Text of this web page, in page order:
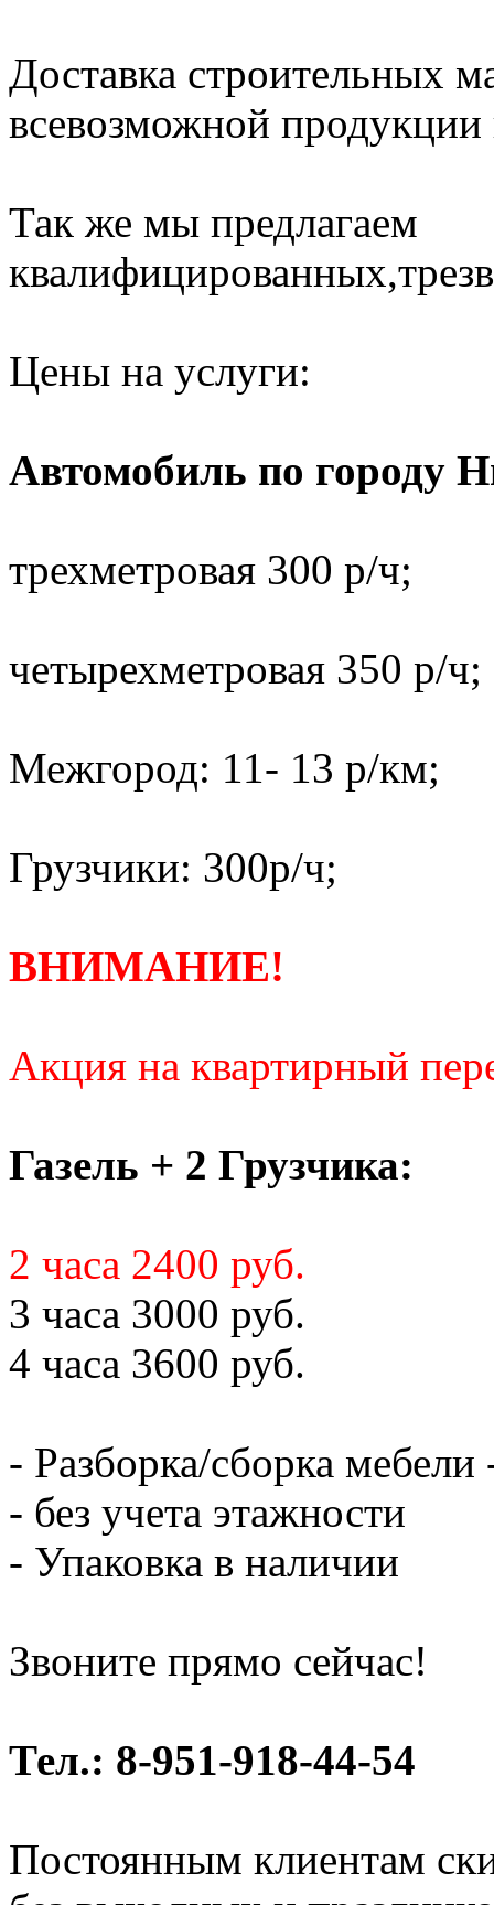
Доставка строительных
всевозможной продукции
Так же мы предлагаем
Цены на услуги:
Автомобиль по городу
трехметровая 300 р/ч;
четырехметровая 350 р/ч;
Межгород: 11- 13 р/км;
Грузчики: 300р/ч;
ВНИМАНИЕ!
Акция на квартирный
Газель + 2 Грузчика:
2 часа 2400 руб.
3 часа 3000 руб.
4 часа 3600 руб.
- Разборка/сборка мебели
- без учета этажности
- Упаковка в наличии
Звоните прямо сейчас!
Тел.: 8-951-918-44-54
Постоянным клиентам